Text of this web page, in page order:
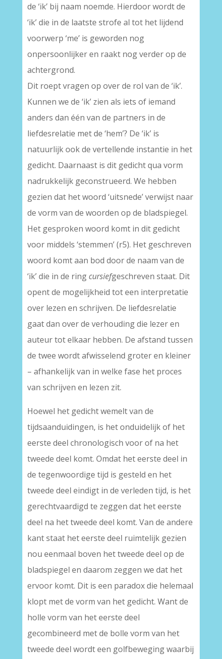
de ‘ik’ bij naam noemde. Hierdoor wordt de
‘ik’ die in de laatste strofe al tot het lijdend
voorwerp ‘me’ is geworden nog
onpersoonlijker en raakt nog verder op de
achtergrond.
Dit roept vragen op over de rol van de ‘ik’.
Kunnen we de ‘ik’ zien als iets of iemand
anders dan één van de partners in de
liefdesrelatie met de ‘hem’? De ‘ik’ is
natuurlijk ook de vertellende instantie in het
gedicht. Daarnaast is dit gedicht qua vorm
nadrukkelijk geconstrueerd. We hebben
gezien dat het woord ‘uitsnede’ verwijst naar
de vorm van de woorden op de bladspiegel.
Het gesproken woord komt in dit gedicht
voor middels ‘stemmen’ (r5). Het geschreven
woord komt aan bod door de naam van de
‘ik’ die in de ringcursiefgeschreven staat. Dit
opent de mogelijkheid tot een interpretatie
over lezen en schrijven. De liefdesrelatie
gaat dan over de verhouding die lezer en
auteur tot elkaar hebben. De afstand tussen
de twee wordt afwisselend groter en kleiner
– afhankelijk van in welke fase het proces
van schrijven en lezen zit.
Hoewel het gedicht wemelt van de
tijdsaanduidingen, is het onduidelijk of het
eerste deel chronologisch voor of na het
tweede deel komt. Omdat het eerste deel in
de tegenwoordige tijd is gesteld en het
tweede deel eindigt in de verleden tijd, is het
gerechtvaardigd te zeggen dat het eerste
deel na het tweede deel komt. Van de andere
kant staat het eerste deel ruimtelijk gezien
nou eenmaal boven het tweede deel op de
bladspiegel en daarom zeggen we dat het
ervoor komt. Dit is een paradox die helemaal
klopt met de vorm van het gedicht. Want de
holle vorm van het eerste deel
gecombineerd met de bolle vorm van het
tweede deel wordt een golfbeweging waarbij